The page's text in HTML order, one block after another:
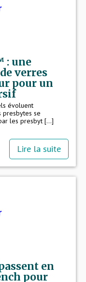
: une
verres
pour un
évoluent
presbytes se
les presbyt [...]
Lire la suite
en
pour